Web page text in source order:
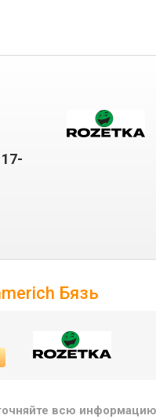
Бязь
всю информацию